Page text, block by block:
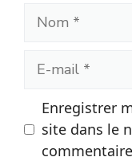
Nom
Enregistrer
site dans le